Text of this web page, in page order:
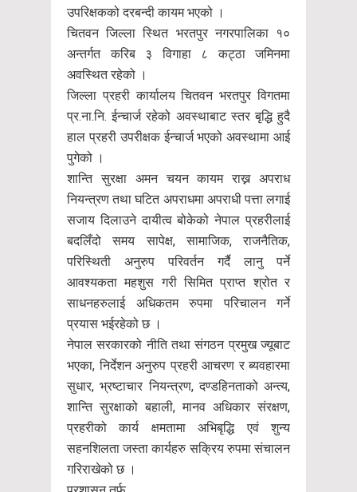
उपरिक्षकको दरबन्दी कायम भएको ।
चितवन जिल्ला स्थित भरतपुर नगरपालिका १०
अन्तर्गत करिब ३ विगाहा ८ कट्ठा जमिनमा
अवस्थित रहेको ।
जिल्ला प्रहरी कार्यालय चितवन भरतपुर विगतमा
प्र.ना.नि. ईन्चार्ज रहेको अवस्थाबाट स्तर बृद्धि हुदै
हाल प्रहरी उपरीक्षक ईन्चार्ज भएको अवस्थामा आई
पुगेको ।
शान्ति सुरक्षा अमन चयन कायम राख्न अपराध
नियन्त्रण तथा घटित अपराधमा अपराधी पत्ता लगाई
सजाय दिलाउने दायीत्व बोकेको नेपाल प्रहरीलाई
बदलिँदो समय सापेक्ष, सामाजिक, राजनैतिक,
परिस्थिती अनुरुप परिवर्तन गर्दै लानु पर्ने
आवश्यकता महशुस गरी सिमित प्राप्त श्रोत र
साधनहरुलाई अधिकतम रुपमा परिचालन गर्ने
प्रयास भईरहेको छ ।
नेपाल सरकारको नीति तथा संगठन प्रमुख ज्यूबाट
भएका, निर्देशन अनुरुप प्रहरी आचरण र ब्यवहारमा
सुधार, भ्रष्टाचार नियन्त्रण, दण्डहिनताको अन्त्य,
शान्ति सुरक्षाको बहाली, मानव अधिकार संरक्षण,
प्रहरीको कार्य क्षमतामा अभिबृद्धि एवं शुन्य
सहनशिलता जस्ता कार्यहरु सक्रिय रुपमा संचालन
गरिराखेको छ ।